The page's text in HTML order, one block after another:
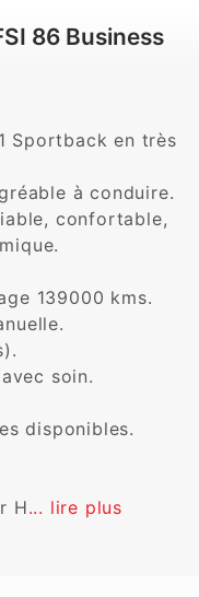
86 Business
Sportback en très
à conduire.
confortable,
139000 kms.
soin.
disponibles.
H... lire plus